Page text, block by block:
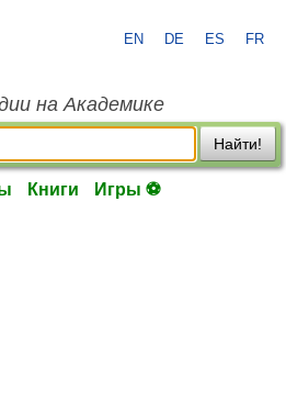
EN DE ES FR
на Академике
Найти!
Книги Игры ⚽